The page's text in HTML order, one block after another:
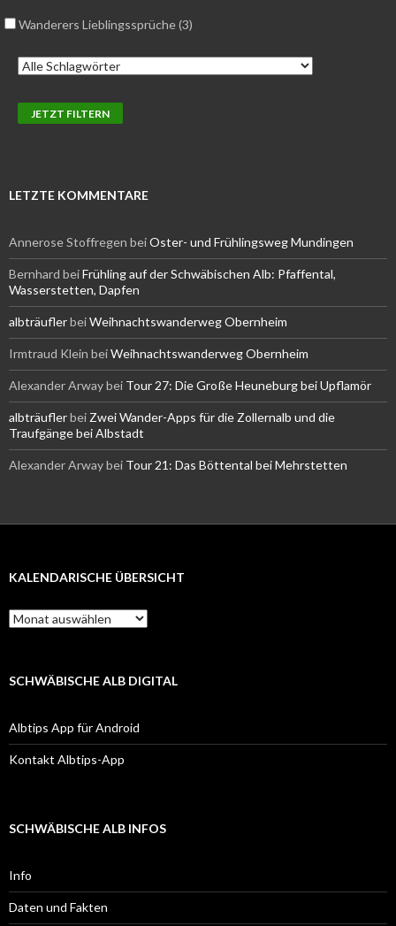
Wanderers Lieblingssprüche (3)
LETZTE KOMMENTARE
Annerose Stoffregen beiOster- und Frühlingsweg Mundingen
Bernhard beiFrühling auf der Schwäbischen Alb: Pfaffental,
Wasserstetten, Dapfen
albträuflerbeiWeihnachtswanderweg Obernheim
Irmtraud Klein beiWeihnachtswanderweg Obernheim
Alexander Arwaybei Tour 27: Die Große Heuneburg bei Upflamör
albträuflerbei Zwei Wander-Apps für die Zollernalb und die
Traufgänge bei Albstadt
Alexander Arwaybei Tour 21: Das Böttental bei Mehrstetten
KALENDARISCHE ÜBERSICHT
Kalendarische
Übersicht
SCHWÄBISCHE ALB DIGITAL
Albtips App für Android
Kontakt Albtips-App
SCHWÄBISCHE ALB INFOS
Info
Daten und Fakten